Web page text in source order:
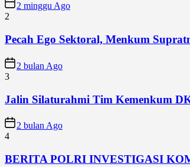
2 minggu Ago
2
Pecah Ego Sektoral, Menkum
2 bulan Ago
3
Jalin Silaturahmi Tim Kemenkum
2 bulan Ago
4
BERITA POLRI INVESTIGASI